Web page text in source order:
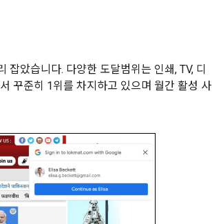
았습니다. 다양한 도달범위는 인쇄, TV, 디
꾸준히 1위를 차지하고 있으며 월간 활성 사